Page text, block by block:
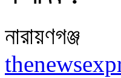
নারায়ণগঞ্জ